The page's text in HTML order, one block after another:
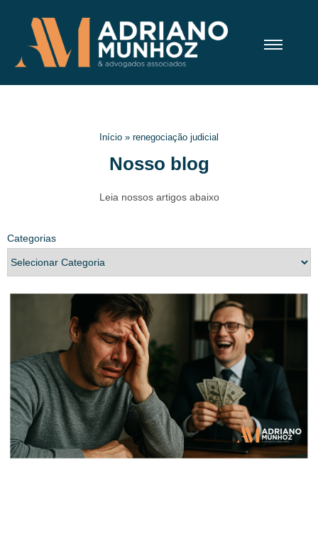
Início » renegociação judicial
Nosso blog
Leia nossos artigos abaixo
Categorias